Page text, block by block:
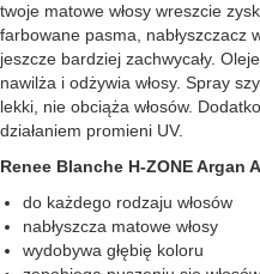
twoje matowe włosy wreszcie
farbowane pasma, nabłyszczacz
jeszcze bardziej zachwycały.
nawilża i odżywia włosy. Spray
lekki, nie obciąża włosów.
działaniem promieni UV.
Renee Blanche H-ZONE Argan
do każdego rodzaju włosów
nabłyszcza matowe włosy
wydobywa głębię koloru